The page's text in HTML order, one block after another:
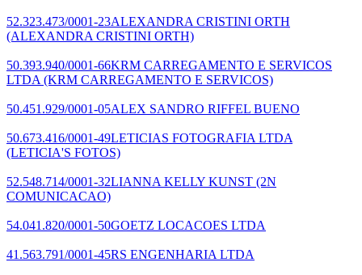
52.323.473/0001-23ALEXANDRA CRISTINI ORTH
(ALEXANDRA CRISTINI ORTH)
50.393.940/0001-66KRM CARREGAMENTO E SERVICOS
LTDA (KRM CARREGAMENTO E SERVICOS)
50.451.929/0001-05ALEX SANDRO RIFFEL BUENO
50.673.416/0001-49LETICIAS FOTOGRAFIA LTDA
(LETICIA'S FOTOS)
52.548.714/0001-32LIANNA KELLY KUNST (2N
COMUNICACAO)
54.041.820/0001-50GOETZ LOCACOES LTDA
41.563.791/0001-45RS ENGENHARIA LTDA